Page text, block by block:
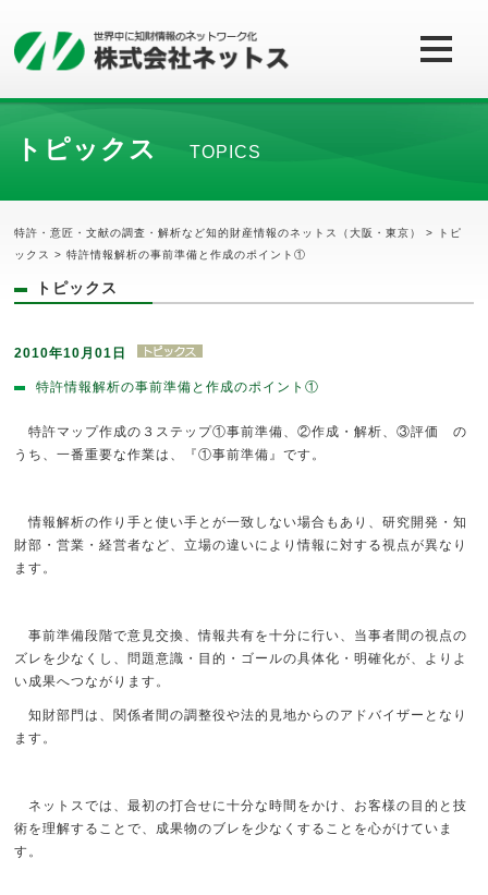
トピックス TOPICS
特許・意匠・文献の調査・解析など知的財産情報のネットス（大阪・東京） >
トピ
ックス
> 特許情報解析の事前準備と作成のポイント①
トピックス
2010年10月01日
特許情報解析の事前準備と作成のポイント①
特許マップ作成の３ステップ①事前準備、②作成・解析、③評価 の
うち、一番重要な作業は、『①事前準備』です。
情報解析の作り手と使い手とが一致しない場合もあり、研究開発・知
財部・営業・経営者など、立場の違いにより情報に対する視点が異なり
ます。
事前準備段階で意見交換、情報共有を十分に行い、当事者間の視点の
ズレを少なくし、問題意識・目的・ゴールの具体化・明確化が、よりよ
い成果へつながります。
知財部門は、関係者間の調整役や法的見地からのアドバイザーとなり
ます。
ネットスでは、最初の打合せに十分な時間をかけ、お客様の目的と技
術を理解することで、成果物のブレを少なくすることを心がけていま
す。